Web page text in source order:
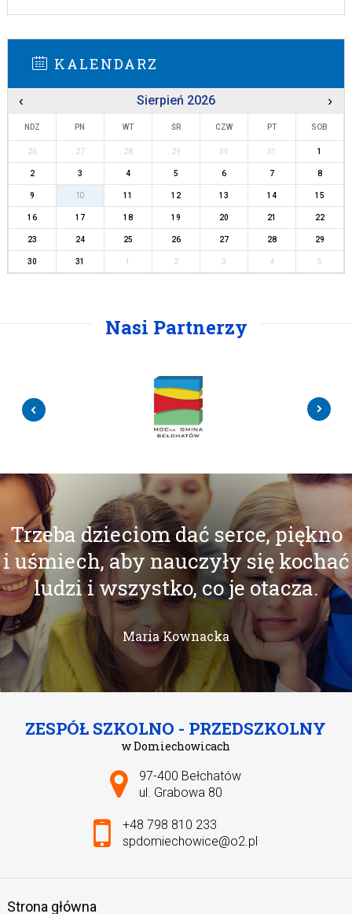
KALENDARZ
‹ Sierpień 2026 ›
NDZ PN WT ŚR CZW PT SOB
26 27 28 29 30 31 1
2 3 4 5 6 7 8
9 10 11 12 13 14 15
16 17 18 19 20 21 22
23 24 25 26 27 28 29
30 31 2 3 4 5
Nasi Partnerzy
Trzeba dzieciom dać serce, piękno
i uśmiech, aby nauczyły się kochać
ludzi i wszystko, co je otacza.
Maria Kownacka
ZESPÓŁ SZKOLNO - PRZEDSZKOLNY
w Domiechowicach
Adres pocztowy:
97-400 Bełchatów
ul. Grabowa 80
+48 798 810 233
spdomiechowice@o2.pl
Strona główna